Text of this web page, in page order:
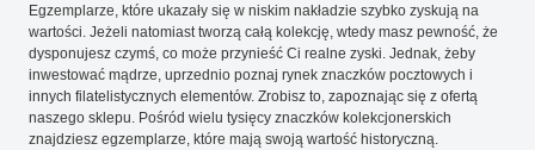
Egzemplarze, które ukazały się w niskim nakładzie szybko zyskują na
wartości. Jeżeli natomiast tworzą całą kolekcję, wtedy masz pewność, że
dysponujesz czymś, co może przynieść Ci realne zyski. Jednak, żeby
inwestować mądrze, uprzednio poznaj rynek znaczków pocztowych i
innych filatelistycznych elementów. Zrobisz to, zapoznając się z ofertą
naszego sklepu. Pośród wielu tysięcy znaczków kolekcjonerskich
znajdziesz egzemplarze, które mają swoją wartość historyczną.